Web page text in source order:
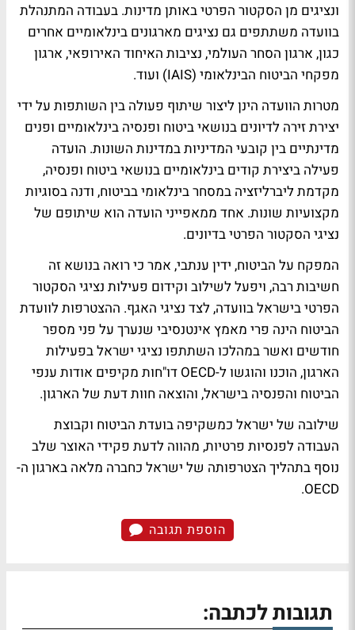
ונציגים מן הסקטור הפרטי באותן מדינות. בעבודה המתנהלת
בוועדה משתתפים גם נציגים מארגונים בינלאומיים אחרים
כגון, ארגון הסחר העולמי, נציבות האיחוד האירופאי, ארגון
מפקחי הביטוח הבינלאומי (IAIS) ועוד.
מטרות הוועדה הינן ליצור שיתוף פעולה בין השותפות על ידי
יצירת זירה לדיונים בנושאי ביטוח ופנסיה בינלאומיים ופנים
מדינתיים בין קובעי המדיניות במדינות השונות. הועדה
פעילה ביצירת קודים בינלאומיים בנושאי ביטוח ופנסיה,
מקדמת ליברליזציה במסחר בינלאומי בביטוח, ודנה בסוגיות
מקצועיות שונות. אחד ממאפייני הועדה הוא שיתופם של
נציגי הסקטור הפרטי בדיונים.
המפקח על הביטוח, ידין ענתבי, אמר כי רואה בנושא זה
חשיבות רבה, ויפעל לשילוב וקידום פעילות נציגי הסקטור
הפרטי בישראל בוועדה, לצד נציגי האגף. ההצטרפות לוועדת
הביטוח הינה פרי מאמץ אינטנסיבי שנערך על פני מספר
חודשים ואשר במהלכו השתתפו נציגי ישראל בפעילות
הארגון, הוכנו והוגשו ל-OECD דו"חות מקיפים אודות ענפי
הביטוח והפנסיה בישראל, והוצאה חוות דעת של הארגון.
שילובה של ישראל כמשקיפה בועדת הביטוח וקבוצת
העבודה לפנסיות פרטיות, מהווה לדעת פקידי האוצר שלב
נוסף בתהליך הצטרפותה של ישראל כחברה מלאה בארגון ה-
OECD.
הוספת תגובה
תגובות לכתבה: